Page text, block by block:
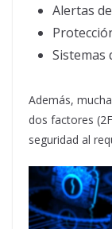
Alertas
Sistemas
Además,
dos factores
seguridad al